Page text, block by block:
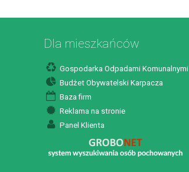
Dla mieszkańców
Gospodarka Odpadami Komunalnymi
Budżet Obywatelski Karpacza
Baza firm
Reklama na stronie
Panel Klienta